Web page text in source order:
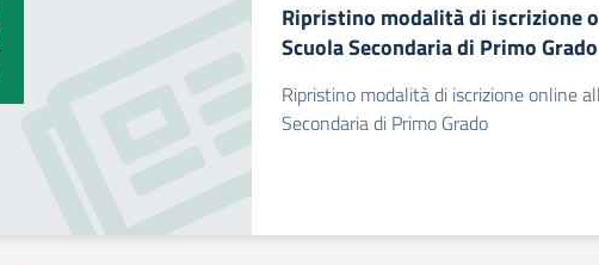
Ripristino modalità di iscrizione
Scuola Secondaria di Primo Grado
Ripristino modalità di iscrizione online
Secondaria di Primo Grado